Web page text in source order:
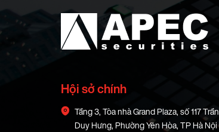
Hội sở chính
Tầng 3, Tòa nhà Grand Plaza, số 117 Trần
Duy Hưng, Phường Yên Hòa, TP Hà Nội